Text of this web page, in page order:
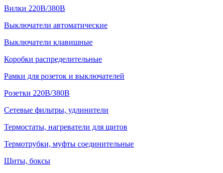
Вилки 220В/380В
Выключатели автоматические
Выключатели клавишные
Коробки распределительные
Рамки для розеток и выключателей
Розетки 220В/380В
Сетевые фильтры, удлинители
Термостаты, нагреватели для щитов
Термотрубки, муфты соединительные
Щиты, боксы